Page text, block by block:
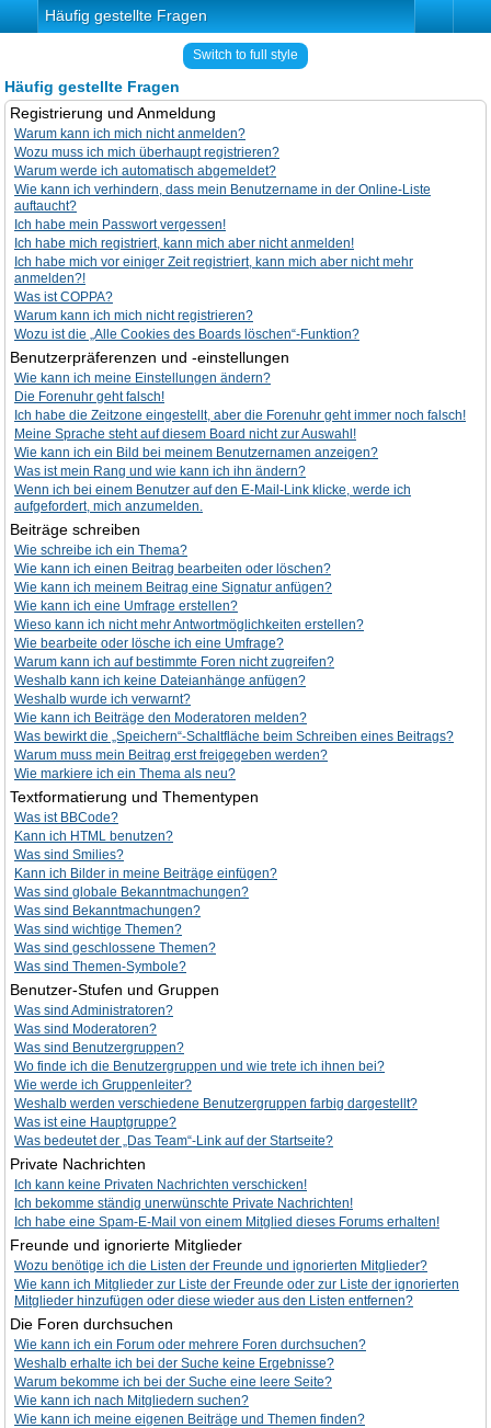
Häufig gestellte Fragen
Switch to full style
Häufig gestellte Fragen
Registrierung und Anmeldung
Warum kann ich mich nicht anmelden?
Wozu muss ich mich überhaupt registrieren?
Warum werde ich automatisch abgemeldet?
Wie kann ich verhindern, dass mein Benutzername in der Online-Liste
auftaucht?
Ich habe mein Passwort vergessen!
Ich habe mich registriert, kann mich aber nicht anmelden!
Ich habe mich vor einiger Zeit registriert, kann mich aber nicht mehr
anmelden?!
Was ist COPPA?
Warum kann ich mich nicht registrieren?
Wozu ist die „Alle Cookies des Boards löschen“-Funktion?
Benutzerpräferenzen und -einstellungen
Wie kann ich meine Einstellungen ändern?
Die Forenuhr geht falsch!
Ich habe die Zeitzone eingestellt, aber die Forenuhr geht immer noch falsch!
Meine Sprache steht auf diesem Board nicht zur Auswahl!
Wie kann ich ein Bild bei meinem Benutzernamen anzeigen?
Was ist mein Rang und wie kann ich ihn ändern?
Wenn ich bei einem Benutzer auf den E-Mail-Link klicke, werde ich
aufgefordert, mich anzumelden.
Beiträge schreiben
Wie schreibe ich ein Thema?
Wie kann ich einen Beitrag bearbeiten oder löschen?
Wie kann ich meinem Beitrag eine Signatur anfügen?
Wie kann ich eine Umfrage erstellen?
Wieso kann ich nicht mehr Antwortmöglichkeiten erstellen?
Wie bearbeite oder lösche ich eine Umfrage?
Warum kann ich auf bestimmte Foren nicht zugreifen?
Weshalb kann ich keine Dateianhänge anfügen?
Weshalb wurde ich verwarnt?
Wie kann ich Beiträge den Moderatoren melden?
Was bewirkt die „Speichern“-Schaltfläche beim Schreiben eines Beitrags?
Warum muss mein Beitrag erst freigegeben werden?
Wie markiere ich ein Thema als neu?
Textformatierung und Thementypen
Was ist BBCode?
Kann ich HTML benutzen?
Was sind Smilies?
Kann ich Bilder in meine Beiträge einfügen?
Was sind globale Bekanntmachungen?
Was sind Bekanntmachungen?
Was sind wichtige Themen?
Was sind geschlossene Themen?
Was sind Themen-Symbole?
Benutzer-Stufen und Gruppen
Was sind Administratoren?
Was sind Moderatoren?
Was sind Benutzergruppen?
Wo finde ich die Benutzergruppen und wie trete ich ihnen bei?
Wie werde ich Gruppenleiter?
Weshalb werden verschiedene Benutzergruppen farbig dargestellt?
Was ist eine Hauptgruppe?
Was bedeutet der „Das Team“-Link auf der Startseite?
Private Nachrichten
Ich kann keine Privaten Nachrichten verschicken!
Ich bekomme ständig unerwünschte Private Nachrichten!
Ich habe eine Spam-E-Mail von einem Mitglied dieses Forums erhalten!
Freunde und ignorierte Mitglieder
Wozu benötige ich die Listen der Freunde und ignorierten Mitglieder?
Wie kann ich Mitglieder zur Liste der Freunde oder zur Liste der ignorierten
Mitglieder hinzufügen oder diese wieder aus den Listen entfernen?
Die Foren durchsuchen
Wie kann ich ein Forum oder mehrere Foren durchsuchen?
Weshalb erhalte ich bei der Suche keine Ergebnisse?
Warum bekomme ich bei der Suche eine leere Seite?
Wie kann ich nach Mitgliedern suchen?
Wie kann ich meine eigenen Beiträge und Themen finden?